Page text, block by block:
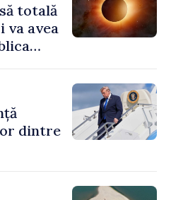
totală
va avea
de
dintre